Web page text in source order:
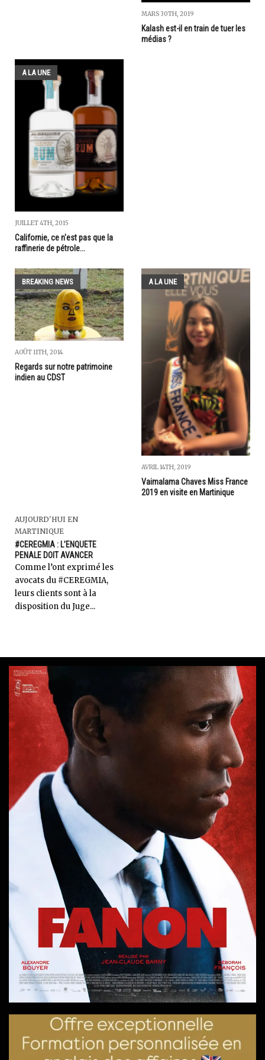
MARS 30TH, 2019
Kalash est-il en train de tuer les
médias ?
A LA UNE
JUILLET 4TH, 2015
Californie, ce n'est pas que la
raffinerie de pétrole...
BREAKING NEWS
AOÛT 11TH, 2014
Regards sur notre patrimoine
indien au CDST
A LA UNE
AVRIL 14TH, 2019
Vaimalama Chaves Miss France
2019 en visite en Martinique
AUJOURD'HUI EN
MARTINIQUE
#CEREGMIA : L’ENQUETE
PENALE DOIT AVANCER
Comme l’ont exprimé les
avocats du #CEREGMIA,
leurs clients sont à la
disposition du Juge...